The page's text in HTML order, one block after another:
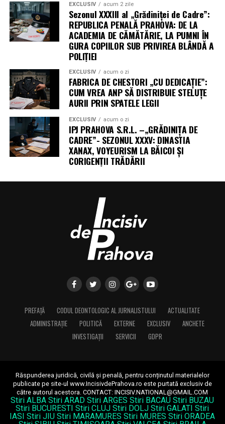
EXCLUSIV acum 2 zile
Sezonul XXXIII al „Grădiniței de Cadre”:
REPUBLICA PENALĂ PRAHOVA: DE LA
ACADEMIA DE CĂMĂTĂRIE, LA PUMNI ÎN
GURA COPIILOR SUB PRIVIREA BLÂNDĂ A
POLIȚIEI
EXCLUSIV acum o zi
FABRICA DE CHESTORI „CU DEDICAȚIE”:
CUM VREA ANP SĂ DISTRIBUIE STELUȚE
AURII PRIN SPATELE LEGII
EXCLUSIV acum o zi
IPJ PRAHOVA S.R.L. –„GRĂDINIȚA DE
CADRE”- SEZONUL XXXV: DINASTIA
XANAX, VOYEURISM LA BĂICOI ȘI
CORIGENȚII TRĂDĂRII
PREFAȚĂ CODUL DEONTOLOGIC AL JURNALISTULUI
ACTUALITATE
ADMINISTRAȚIE
POLITICĂ EXTERNE EXCLUSIV
ANCHETE
INVESTIGAȚII
SERVICII GDPR
Răspunderea juridică, civilă și penală, pentru conținutul materialelor
publicate pe site-ul www.IncisivdePrahova.ro este purtată exclusiv de
către autorul acestora.CONTACT: INCISIV.NATIONAL@GMAIL.COM
Stiri ALBA Stiri ARAD Stiri ARGES Stiri BACAU Stiri BUZAU
Stiri BUCURESTI Stiri CLUJ Stiri DOLJ Stiri GALATI Stiri
IASI Stiri JIU Stiri MARAMURES Stiri MURES Stiri ORADEA